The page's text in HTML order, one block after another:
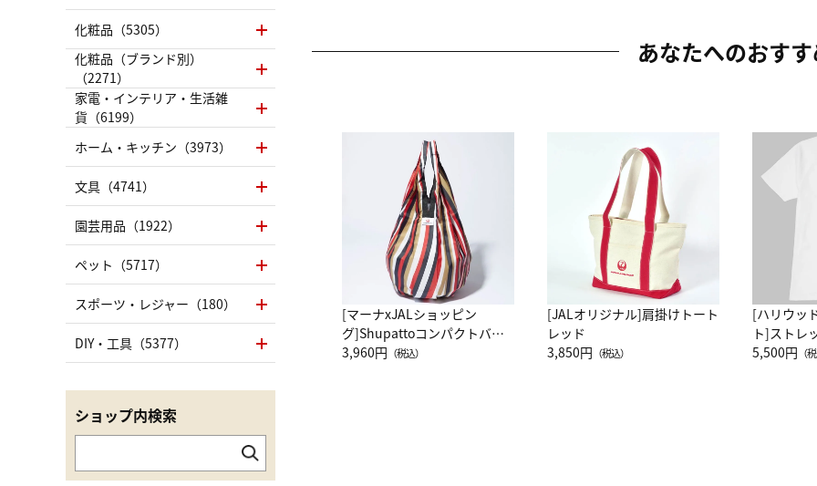
あなたへのおす
[マーナxJALショッピン
グ]Shupattoコンパクトバッ
グ Drop JAL客室乗務員
3,960円 （税込）
[JALオリジナル]肩掛けトート
レッド
3,850円 （税込）
[ハリウッ
ト]ストレ
ーネック
5,500円 （
化粧品（5305）
化粧品（ブランド別）
（2271）
家電・インテリア・生活雑
貨（6199）
ホーム・キッチン（3973）
文具（4741）
園芸用品（1922）
ペット（5717）
スポーツ・レジャー（180）
DIY・工具（5377）
ショップ内検索